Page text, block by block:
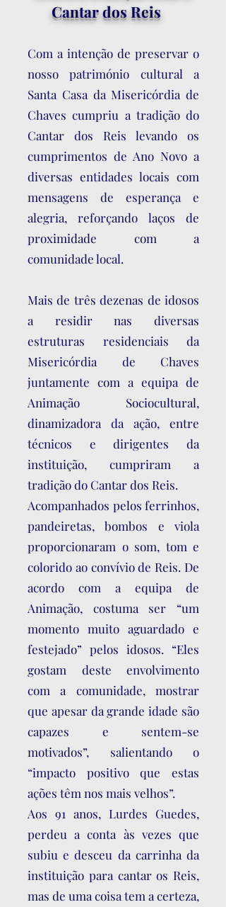
Cantar dos Reis
Com a intenção de preservar o
nosso património cultural a
Santa Casa da Misericórdia de
Chaves cumpriu a tradição do
Cantar dos Reis levando os
cumprimentos de Ano Novo a
diversas entidades locais com
mensagens de esperança e
alegria, reforçando laços de
proximidade com a
comunidade local.
Mais de três dezenas de idosos
a residir nas diversas
estruturas residenciais da
Misericórdia de Chaves
juntamente com a equipa de
Animação Sociocultural,
dinamizadora da ação, entre
técnicos e dirigentes da
instituição, cumpriram a
tradição do Cantar dos Reis.
Acompanhados pelos ferrinhos,
pandeiretas, bombos e viola
proporcionaram o som, tom e
colorido ao convívio de Reis. De
acordo com a equipa de
Animação, costuma ser “um
momento muito aguardado e
festejado” pelos idosos. “Eles
gostam deste envolvimento
com a comunidade, mostrar
que apesar da grande idade são
capazes e sentem-se
motivados”, salientando o
“impacto positivo que estas
ações têm nos mais velhos”.
Aos 91 anos, Lurdes Guedes,
perdeu a conta às vezes que
subiu e desceu da carrinha da
instituição para cantar os Reis,
mas de uma coisa tem a certeza,